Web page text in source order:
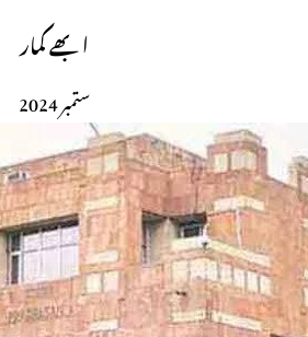
ستمبر 2024